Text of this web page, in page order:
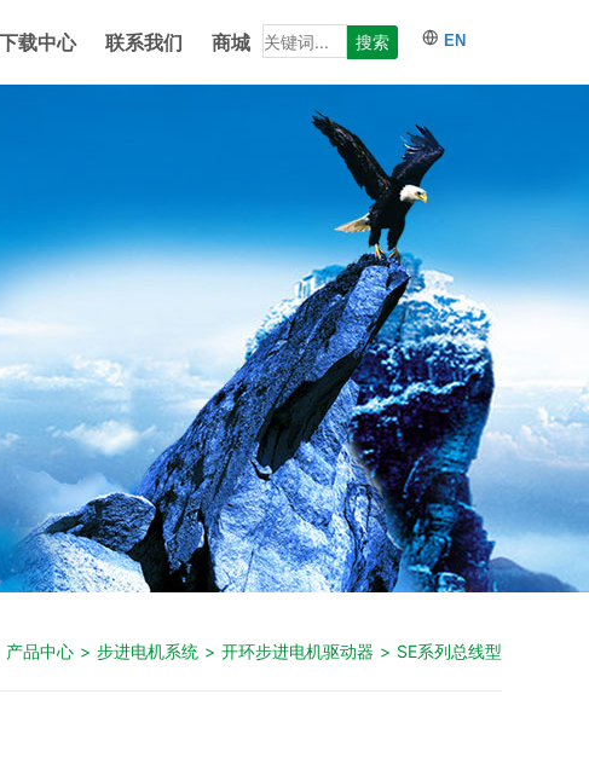
EN
搜索
下载中心 联系我们 商城
产品中心 > 步进电机系统 > 开环步进电机驱动器 > SE系列总线型